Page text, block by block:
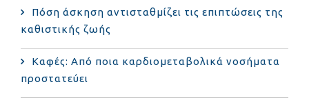
Πόση άσκηση αντισταθμίζει τις επιπτώσεις της
καθιστικής ζωής
Καφές: Από ποια καρδιομεταβολικά νοσήματα
προστατεύει